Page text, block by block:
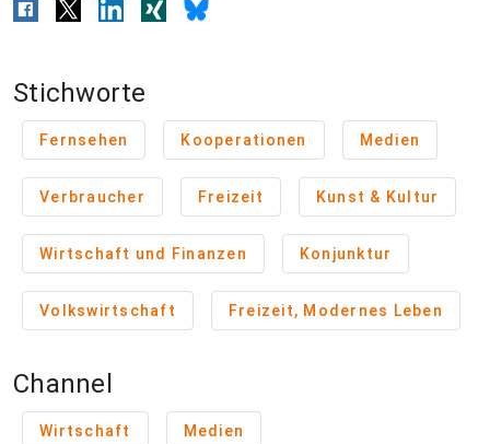
Stichworte
Fernsehen Kooperationen Medien
Verbraucher Freizeit Kunst & Kultur
Wirtschaft und Finanzen Konjunktur
Volkswirtschaft Freizeit, Modernes Leben
Channel
Wirtschaft Medien